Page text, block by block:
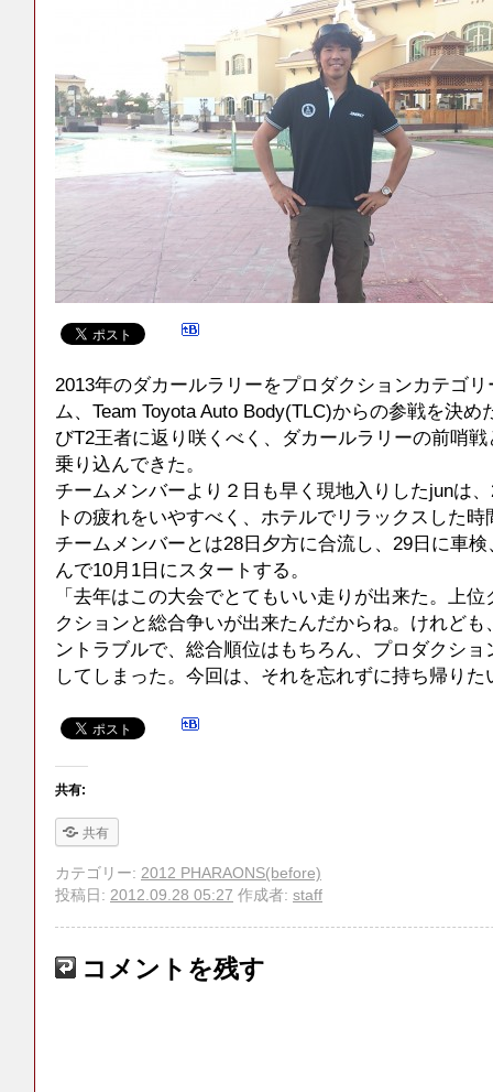
2013年のダカールラリーをプロダクションカテゴ
ム、Team Toyota Auto Body(TLC)からの参戦を決
びT2王者に返り咲くべく、ダカールラリーの前哨
乗り込んできた。
チームメンバーより２日も早く現地入りしたjunは
トの疲れをいやすべく、ホテルでリラックスした
チームメンバーとは28日夕方に合流し、29日に車
んで10月1日にスタートする。
「去年はこの大会でとてもいい走りが出来た。上
クションと総合争いが出来たんだからね。けれど
ントラブルで、総合順位はもちろん、プロダクシ
してしまった。今回は、それを忘れずに持ち帰りた
共有:
共有
カテゴリー: 2012 PHARAONS(before)
投稿日: 2012.09.28 05:27 作成者: staff
コメントを残す